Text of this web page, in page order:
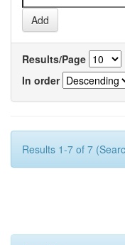
Results/Page
In order
Results 1-7 of 7